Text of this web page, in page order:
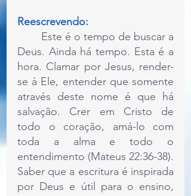
Reescrevendo:
Deus. Ainda há tempo. Esta é a
hora. Clamar por Jesus, render-
se à Ele, entender que somente
através deste nome é que há
salvação. Crer em Cristo de
todo o coração, amá-lo com
toda a alma e todo o
entendimento (Mateus 22:36-38).
Saber que a escritura é inspirada
por Deus e útil para o ensino,